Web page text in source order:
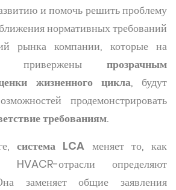
и помочь решить проблему
нормативных требований
рынка компании, которые на
привержены прозрачным
жизненного цикла, будут
продемонстрировать
требованиям.
система LCA меняет то, как
HVACR-отрасли определяют
заменяет общие заявления